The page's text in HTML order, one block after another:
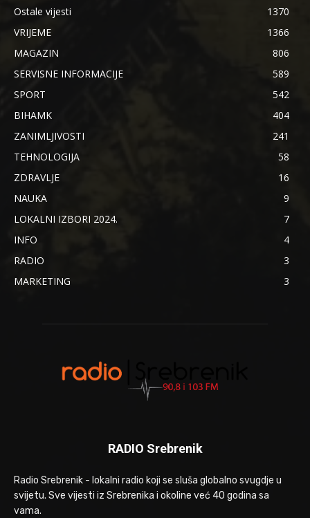
Ostale vijesti
1370
VRIJEME
1366
MAGAZIN
806
SERVISNE INFORMACIJE
589
SPORT
542
BIHAMK
404
ZANIMLJIVOSTI
241
TEHNOLOGIJA
58
ZDRAVLJE
16
NAUKA
9
LOKALNI IZBORI 2024.
7
INFO
4
RADIO
3
MARKETING
3
RADIO Srebrenik
Radio Srebrenik - lokalni radio koji se sluša globalno svugdje u
svijetu. Sve vijesti iz Srebrenika i okoline već 40 godina sa
vama.